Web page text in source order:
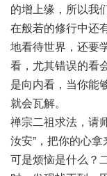
的增上缘，所以我
在般若的修行中还
地看待世界，还要
看，尤其错误的看
是向内看，当你能
就会瓦解。
禅宗二祖求法，请
汝安”，把你的心
可是烦恼是什么？